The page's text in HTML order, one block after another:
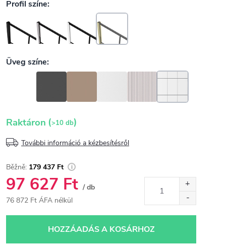
Raktáron (>10 db)
További információ a kézbesítésről
179 437 Ft
97 627 Ft / db
76 872 Ft ÁFA nélkül
HOZZÁADÁS A KOSÁRHOZ